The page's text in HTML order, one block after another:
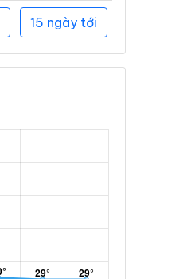
15 ngày tới